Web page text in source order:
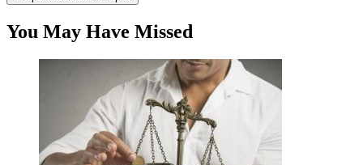
You May Have Missed